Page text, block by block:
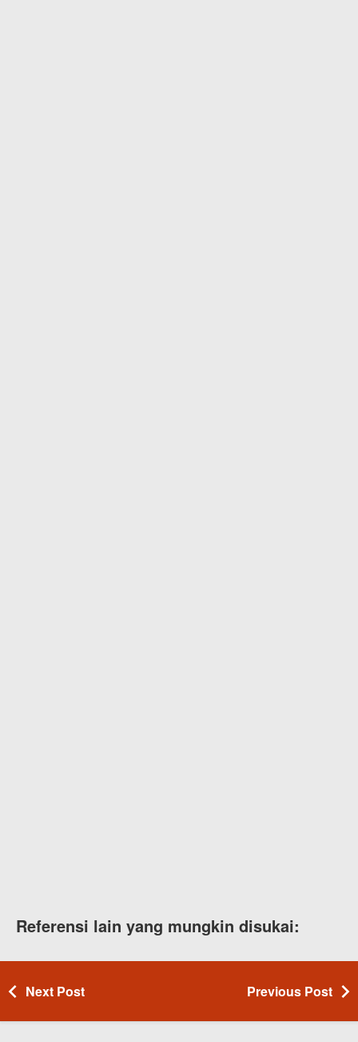
Referensi lain yang mungkin disukai:
Next Post Previous Post